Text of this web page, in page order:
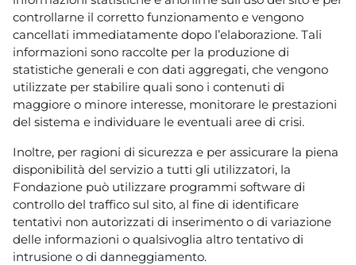
controllarne il corretto funzionamento e vengono
cancellati immediatamente dopo l’elaborazione. Tali
informazioni sono raccolte per la produzione di
statistiche generali e con dati aggregati, che vengono
utilizzate per stabilire quali sono i contenuti di
maggiore o minore interesse, monitorare le prestazioni
del sistema e individuare le eventuali aree di crisi.
Inoltre, per ragioni di sicurezza e per assicurare la piena
disponibilità del servizio a tutti gli utilizzatori, la
Fondazione può utilizzare programmi software di
controllo del traffico sul sito, al fine di identificare
tentativi non autorizzati di inserimento o di variazione
delle informazioni o qualsivoglia altro tentativo di
intrusione o di danneggiamento.